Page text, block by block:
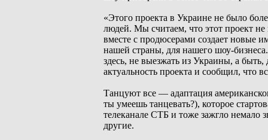
«Этого проекта в Украине не было
людей. Мы считаем, что этот проект
вместе с продюсерами создает новые
нашей страны, для нашего шоу-
здесь, не выезжать из Украины, а
актуальность проекта и сообщил, что
Танцуют все — адаптация
ты умеешь танцевать?), которое
телеканале СТБ и тоже зажгло немало
другие.